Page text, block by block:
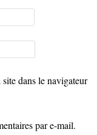
dans le navigateur
par e-mail.